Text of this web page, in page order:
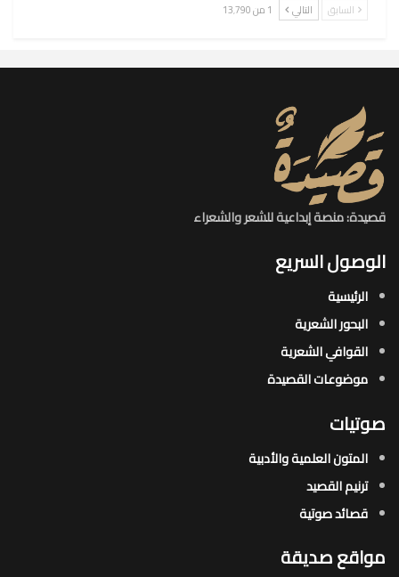
السابق التالي 1 من 13٬790
قصيدة: منصة إبداعية للشعر والشعراء
الوصول السريع
الرئيسية
البحور الشعرية​
القوافي الشعرية​
موضوعات القصيدة​
صوتيات
المتون العلمية والأدبية
ترنيم القصيد
قصائد صوتية
مواقع صديقة